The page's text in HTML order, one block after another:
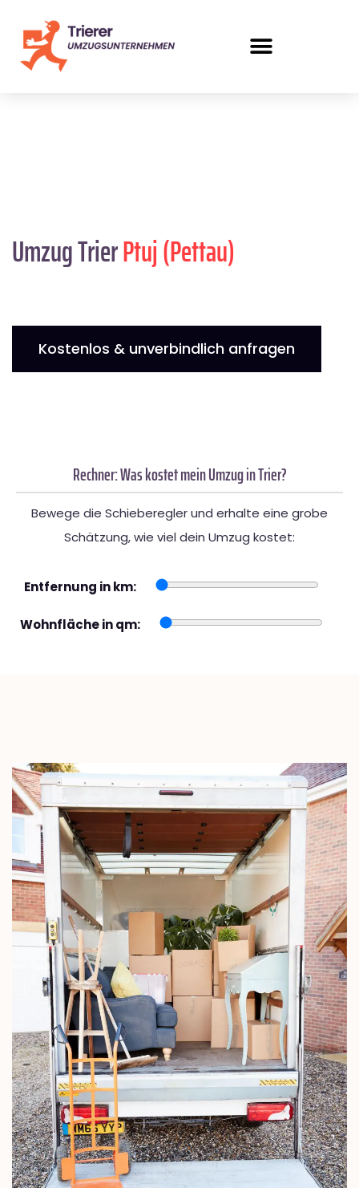
Umzug TrierPtuj (Pettau)
Kostenlos & unverbindlich anfragen
Rechner: Was kostet mein Umzug in Trier?
Bewege die Schieberegler und erhalte eine grobe
Schätzung, wie viel dein Umzug kostet:
Entfernung in km:
Wohnfläche in qm: